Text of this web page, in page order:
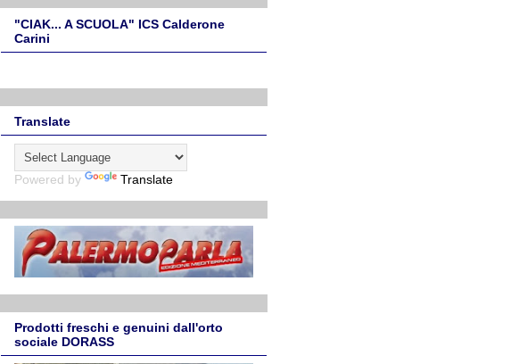
"CIAK... A SCUOLA" ICS Calderone
Carini
Translate
Powered by Translate
Prodotti freschi e genuini dall'orto
sociale DORASS